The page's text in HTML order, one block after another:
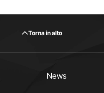
Torna in alto
News